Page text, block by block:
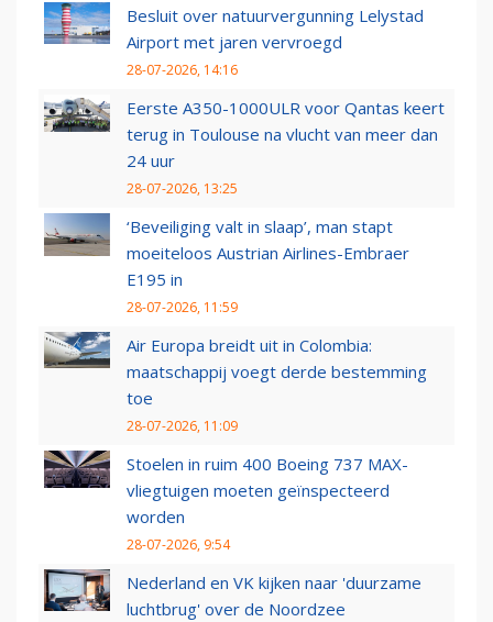
Besluit over natuurvergunning Lelystad
Airport met jaren vervroegd
28-07-2026, 14:16
Eerste A350-1000ULR voor Qantas keert
terug in Toulouse na vlucht van meer dan
24 uur
28-07-2026, 13:25
‘Beveiliging valt in slaap’, man stapt
moeiteloos Austrian Airlines-Embraer
E195 in
28-07-2026, 11:59
Air Europa breidt uit in Colombia:
maatschappij voegt derde bestemming
toe
28-07-2026, 11:09
Stoelen in ruim 400 Boeing 737 MAX-
vliegtuigen moeten geïnspecteerd
worden
28-07-2026, 9:54
Nederland en VK kijken naar 'duurzame
luchtbrug' over de Noordzee